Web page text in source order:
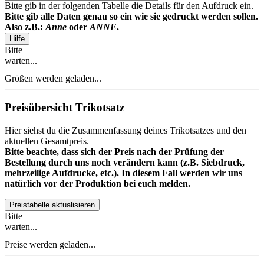
Bitte gib in der folgenden Tabelle die Details für den Aufdruck ein.
Bitte gib alle Daten genau so ein wie sie gedruckt werden sollen.
Also z.B.: Anne oder ANNE.
Hilfe
Bitte
warten...
Größen werden geladen...
Preisübersicht Trikotsatz
Hier siehst du die Zusammenfassung deines Trikotsatzes und den
aktuellen Gesamtpreis.
Bitte beachte, dass sich der Preis nach der Prüfung der
Bestellung durch uns noch verändern kann (z.B. Siebdruck,
mehrzeilige Aufdrucke, etc.). In diesem Fall werden wir uns
natürlich vor der Produktion bei euch melden.
Preistabelle aktualisieren
Bitte
warten...
Preise werden geladen...